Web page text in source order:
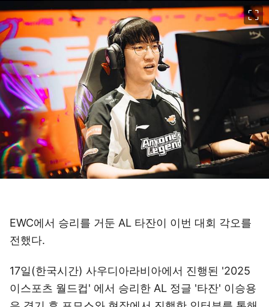
EWC에서 승리를 거둔 AL 타잔이 이번 대회 각오를
전했다.
17일(한국시간) 사우디아라비아에서 진행된 '2025
이스포츠 월드컵' 에서 승리한 AL 정글 '타잔' 이승용